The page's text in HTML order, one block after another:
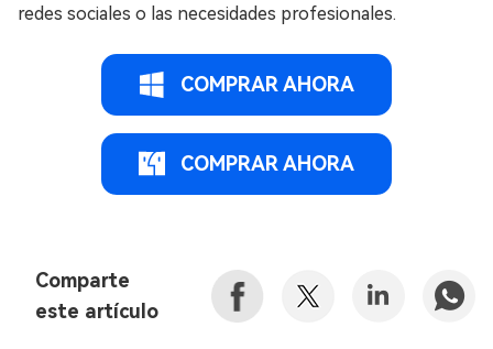
redes sociales o las necesidades profesionales.
COMPRAR AHORA
COMPRAR AHORA
Comparte
este artículo